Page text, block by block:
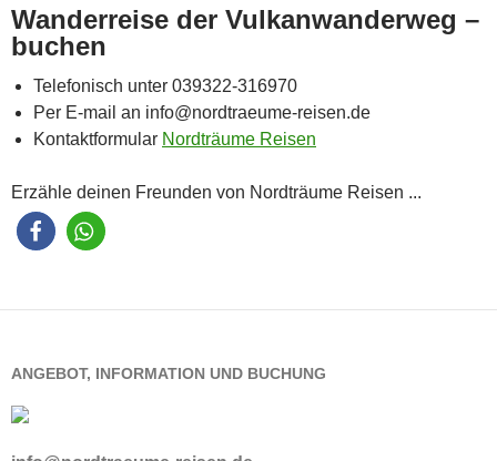
Wanderreise der Vulkanwanderweg –
buchen
Telefonisch unter 039322-316970
Per E-mail an info@nordtraeume-reisen.de
Kontaktformular Nordträume Reisen
Erzähle deinen Freunden von Nordträume Reisen ...
ANGEBOT, INFORMATION UND BUCHUNG